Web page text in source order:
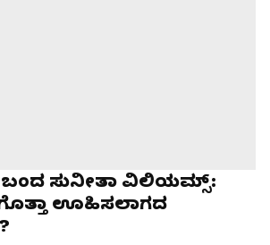
ಸುನೀತಾ ವಿಲಿಯಮ್ಸ್:
ಗೊತ್ತಾ ಊಹಿಸಲಾಗದ